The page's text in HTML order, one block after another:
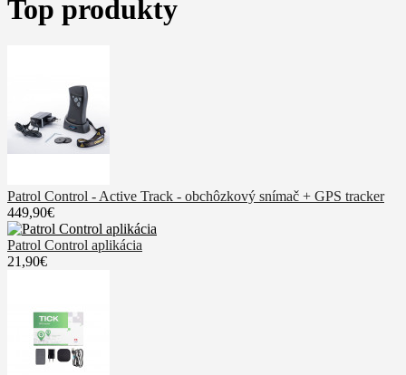
Top produkty
Patrol Control - Active Track - obchôzkový snímač + GPS tracker
449,90€
Patrol Control aplikácia
21,90€